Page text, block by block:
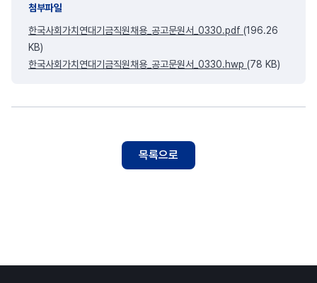
첨부파일
한국사회가치연대기금직원채용_공고문원서_0330.pdf (196.26
KB)
한국사회가치연대기금직원채용_공고문원서_0330.hwp (78 KB)
목록으로